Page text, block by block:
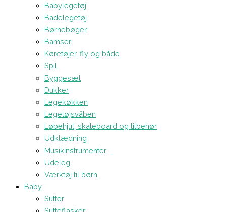
Babylegetøj
Badelegetøj
Børnebøger
Bamser
Køretøjer, fly og både
Spil
Byggesæt
Dukker
Legekøkken
Legetøjsvåben
Løbehjul, skateboard og tilbehør
Udklædning
Musikinstrumenter
Udeleg
Værktøj til børn
Baby
Sutter